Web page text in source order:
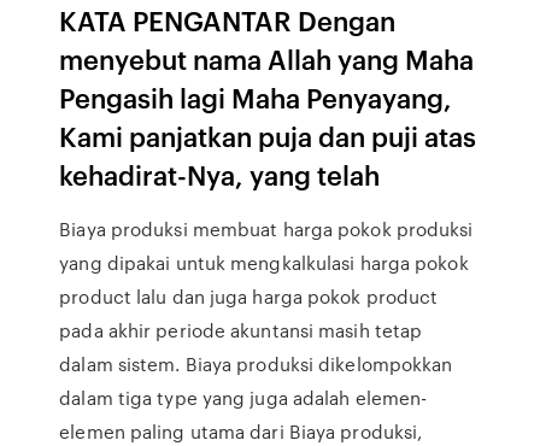
KATA PENGANTAR Dengan
menyebut nama Allah yang Maha
Pengasih lagi Maha Penyayang,
Kami panjatkan puja dan puji atas
kehadirat-Nya, yang telah
Biaya produksi membuat harga pokok produksi
yang dipakai untuk mengkalkulasi harga pokok
product lalu dan juga harga pokok product
pada akhir periode akuntansi masih tetap
dalam sistem. Biaya produksi dikelompokkan
dalam tiga type yang juga adalah elemen-
elemen paling utama dari Biaya produksi,